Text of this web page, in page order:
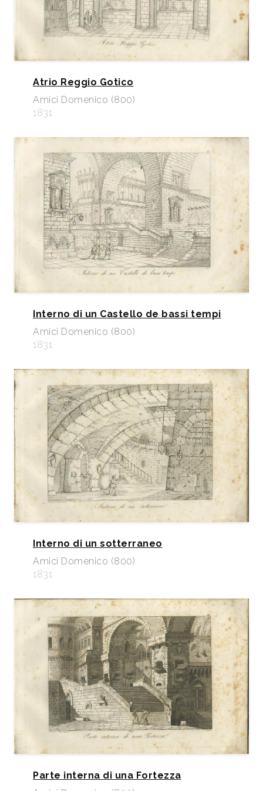
Atrio Reggio Gotico
Amici Domenico (800)
1831
Interno di un Castello de bassi tempi
Amici Domenico (800)
1831
Interno di un sotterraneo
Amici Domenico (800)
1831
Parte interna di una Fortezza